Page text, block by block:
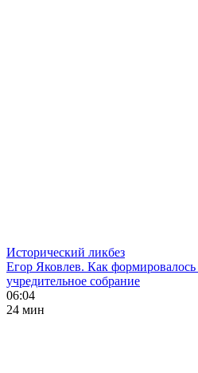
Исторический ликбез
Егор Яковлев. Как формировалось
учредительное собрание
06:04
24 мин